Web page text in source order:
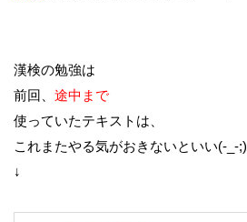
漢検の勉強は
前回、 途中まで
使っていたテキストは、
これまたやる気がおきないといい(-_-;)
↓